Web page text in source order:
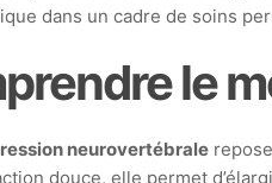
dans un cadre de soins
le
neurovertébrale
douce, elle permet